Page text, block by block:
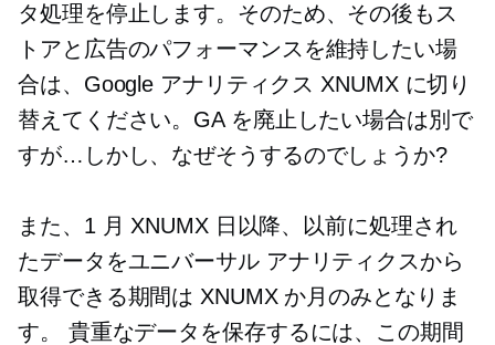
タ処理を停止します。そのため、その後もス
トアと広告のパフォーマンスを維持したい場
合は、Google アナリティクス XNUMX に切り
替えてください。GA を廃止したい場合は別で
すが…しかし、なぜそうするのでしょうか?
また、1 月 XNUMX 日以降、以前に処理され
たデータをユニバーサル アナリティクスから
取得できる期間は XNUMX か月のみとなりま
す。 貴重なデータを保存するには、この期間